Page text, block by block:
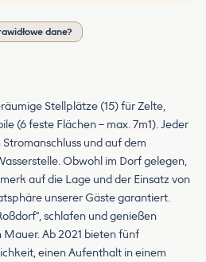
dane?
Stellplätze (15) für Zelte,
(6 feste Flächen – max. 7m1). Jeder
und auf dem
Obwohl im Dorf gelegen,
auf die Lage und der Einsatz von
unserer Gäste garantiert.
schlafen und genießen
Ab 2021 bieten fünf
einen Aufenthalt in einem